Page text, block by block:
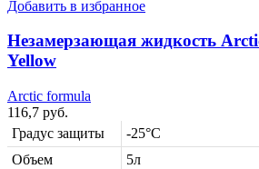
Добавить в избранное
Незамерзающая жидкость
Yellow
Arctic formula
116,7 руб.
Градус защиты
-25°C
Объем
5л